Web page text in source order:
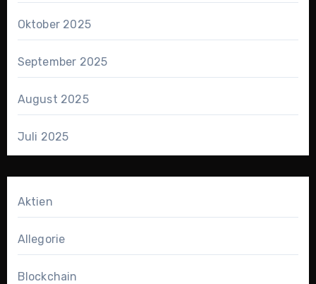
Oktober 2025
September 2025
August 2025
Juli 2025
Aktien
Allegorie
Blockchain